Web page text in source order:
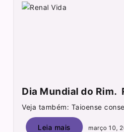
Dia Mundial do Rim.
Veja também: Taioense
Leia mais março 10,